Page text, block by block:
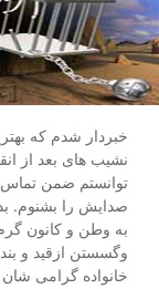
خبردار شدم که
نشیب های بعد از
توانستم ضمن تماس
صدایش را بشنوم.
به وطن و کانون
وگسستن ازقید و
خانواده گرامی